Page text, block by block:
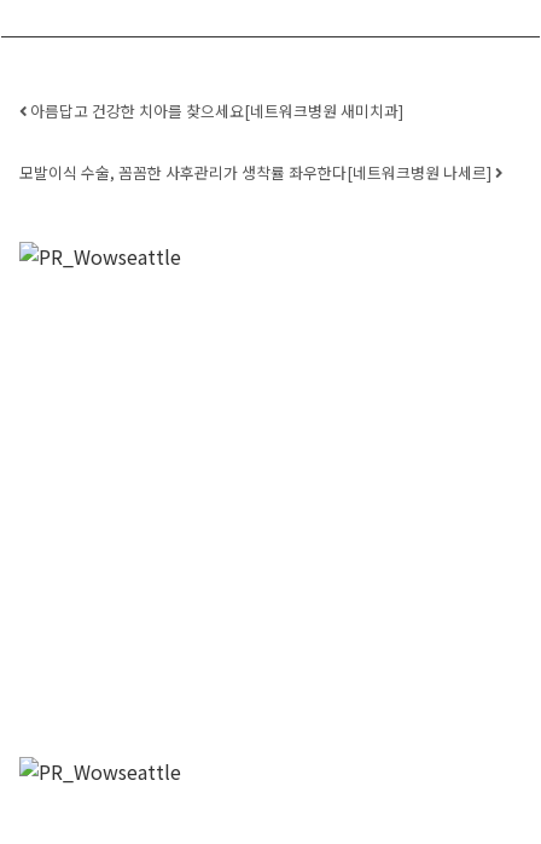
Post navigation
아름답고 건강한 치아를 찾으세요[네트워크병원 새미치과]
모발이식 수술, 꼼꼼한 사후관리가 생착률 좌우한다[네트워크병원 나세르]